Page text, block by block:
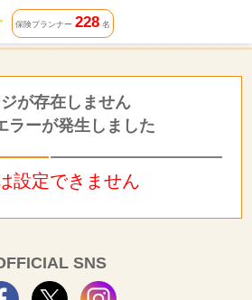
保険プランナー 228名
が存在しません
ラーが発生しました
設定できません
SNS